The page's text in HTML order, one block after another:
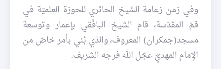
وفي زمن زعامة الشيخ الحائري للحوزة العلميّة في
قمّ المقدّسة، قام الشيخ البافْقي بإعمار وتوسعة
مسجد(جمكران) المعروف، والذي بُني بأمر خاصّ من
الإمام المهديّ عجّل الله فرجه الشريف.